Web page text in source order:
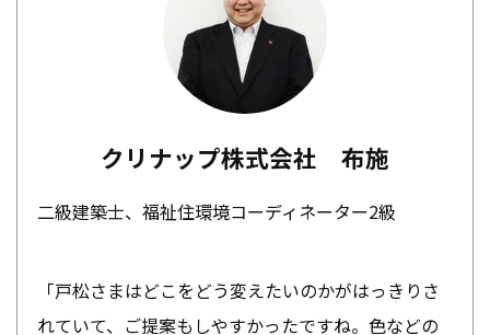
クリナップ株式会社 布施
二級建築士、福祉住環境コーディネーター2級
「戸松さまはどこをどう変えたいのかがはっきりさ
れていて、ご提案もしやすかったですね。色などの